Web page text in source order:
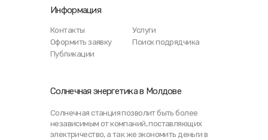
Информация
Контакты
Услуги
Оформить заявку
Поиск подрядчика
Публикации
Солнечная энергетика в Молдове
Солнечная станция позволит быть более
независимым от компаний, поставляющих
электричество, а так же экономить деньги в